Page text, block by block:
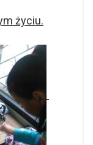
życiu.